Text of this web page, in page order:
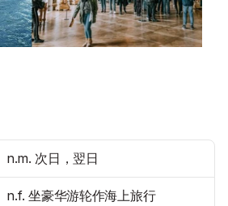
n.m. 次日，翌日
n.f. 坐豪华游轮作海上旅行